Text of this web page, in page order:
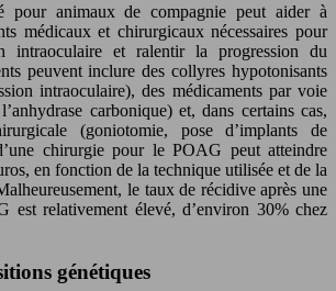
pour animaux de compagnie peut aider à
médicaux et chirurgicaux nécessaires pour
intraoculaire et ralentir la progression du
peuvent inclure des collyres hypotonisants
intraoculaire), des médicaments par voie
carbonique) et, dans certains cas,
(goniotomie, pose d’implants de
chirurgie pour le POAG peut atteindre
en fonction de la technique utilisée et de la
le taux de récidive après une
est relativement élevé, d’environ 30% chez
génétiques